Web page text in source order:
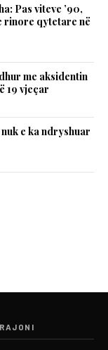
Pas viteve ’90,
rinore qytetare në
me aksidentin
19 vjeçar
e ka ndryshuar